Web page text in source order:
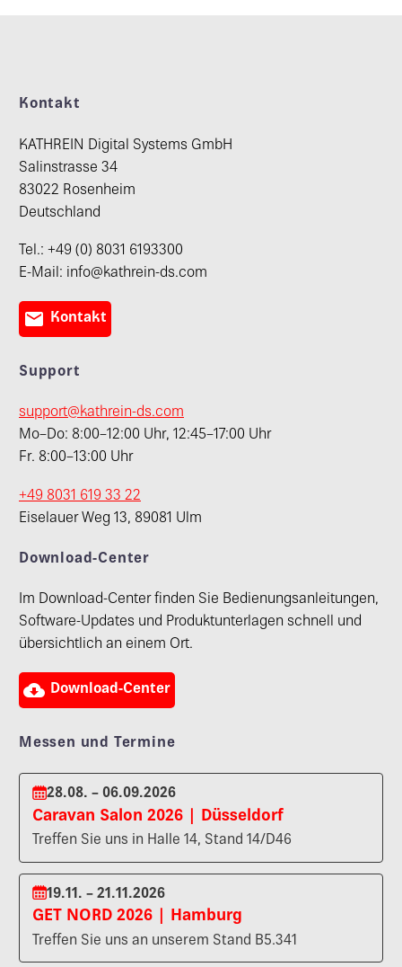
Kontakt
KATHREIN Digital Systems GmbH
Salinstrasse 34
83022 Rosenheim
Deutschland
Tel.: +49 (0) 8031 6193300
E-Mail: info@kathrein-ds.com
 Kontakt
Support
support@kathrein-ds.com
Mo–Do: 8:00–12:00 Uhr, 12:45–17:00 Uhr
Fr. 8:00–13:00 Uhr
+49 8031 619 33 22
Eiselauer Weg 13, 89081 Ulm
Download-Center
Im Download-Center finden Sie Bedienungsanleitungen,
Software-Updates und Produktunterlagen schnell und
übersichtlich an einem Ort.
 Download-Center
Messen und Termine
28.08. – 06.09.2026
Caravan Salon 2026 | Düsseldorf
Treffen Sie uns in Halle 14, Stand 14/D46
19.11. – 21.11.2026
GET NORD 2026 | Hamburg
Treffen Sie uns an unserem Stand B5.341